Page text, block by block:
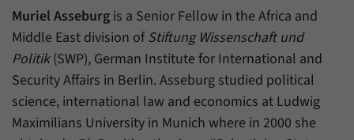
Muriel Asseburg is a Senior Fellow in the Africa and
Middle East division ofStiftung Wissenschaft und
Politik(SWP), German Institute for International and
Security Affairs in Berlin. Asseburg studied political
science, international law and economics at Ludwig
Maximilians University in Munich where in 2000 she
Zweck
Daten über den aktuellen Aufenthalt von
Besuchern auf unserer Internetseite
speichern.